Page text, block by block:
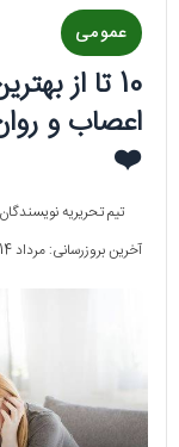
عمومی
10 تا از
❤️
تیم تحریریه
آخرین بروزرسانی: مرداد 14, 1404